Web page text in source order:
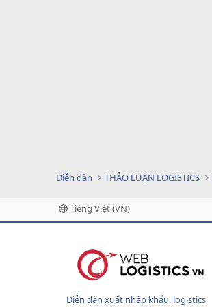
Diễn đàn THẢO LUẬN LOGISTICS
Tiếng Việt (VN)
Diễn đàn xuất nhập khẩu, logistics